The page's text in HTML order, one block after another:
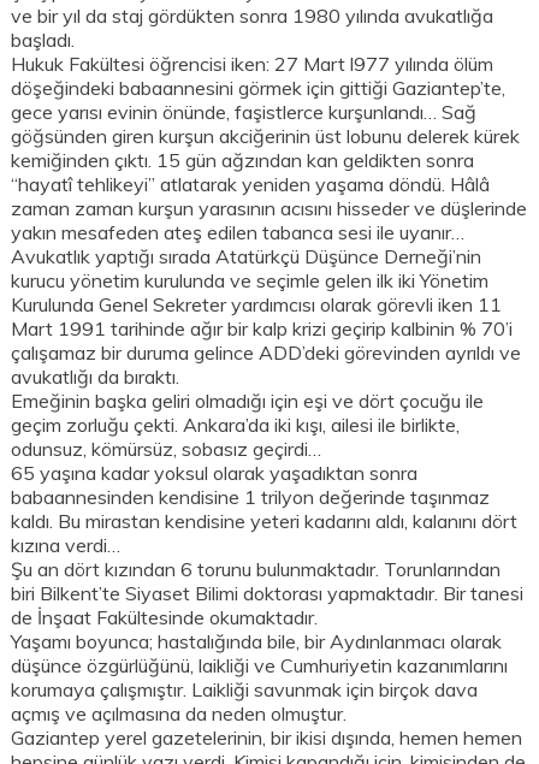
ve bir yıl da staj gördükten sonra 1980 yılında avukatlığa
başladı.
Hukuk Fakültesi öğrencisi iken: 27 Mart l977 yılında ölüm
döşeğindeki babaannesini görmek için gittiği Gaziantep’te,
gece yarısı evinin önünde, faşistlerce kurşunlandı… Sağ
göğsünden giren kurşun akciğerinin üst lobunu delerek kürek
kemiğinden çıktı. 15 gün ağzından kan geldikten sonra
“hayatî tehlikeyi” atlatarak yeniden yaşama döndü. Hâlâ
zaman zaman kurşun yarasının acısını hisseder ve düşlerinde
yakın mesafeden ateş edilen tabanca sesi ile uyanır…
Avukatlık yaptığı sırada Atatürkçü Düşünce Derneği’nin
kurucu yönetim kurulunda ve seçimle gelen ilk iki Yönetim
Kurulunda Genel Sekreter yardımcısı olarak görevli iken 11
Mart 1991 tarihinde ağır bir kalp krizi geçirip kalbinin % 70’i
çalışamaz bir duruma gelince ADD’deki görevinden ayrıldı ve
avukatlığı da bıraktı.
Emeğinin başka geliri olmadığı için eşi ve dört çocuğu ile
geçim zorluğu çekti. Ankara’da iki kışı, ailesi ile birlikte,
odunsuz, kömürsüz, sobasız geçirdi…
65 yaşına kadar yoksul olarak yaşadıktan sonra
babaannesinden kendisine 1 trilyon değerinde taşınmaz
kaldı. Bu mirastan kendisine yeteri kadarını aldı, kalanını dört
kızına verdi…
Şu an dört kızından 6 torunu bulunmaktadır. Torunlarından
biri Bilkent’te Siyaset Bilimi doktorası yapmaktadır. Bir tanesi
de İnşaat Fakültesinde okumaktadır.
Yaşamı boyunca; hastalığında bile, bir Aydınlanmacı olarak
düşünce özgürlüğünü, laikliği ve Cumhuriyetin kazanımlarını
korumaya çalışmıştır. Laikliği savunmak için birçok dava
açmış ve açılmasına da neden olmuştur.
Gaziantep yerel gazetelerinin, bir ikisi dışında, hemen hemen